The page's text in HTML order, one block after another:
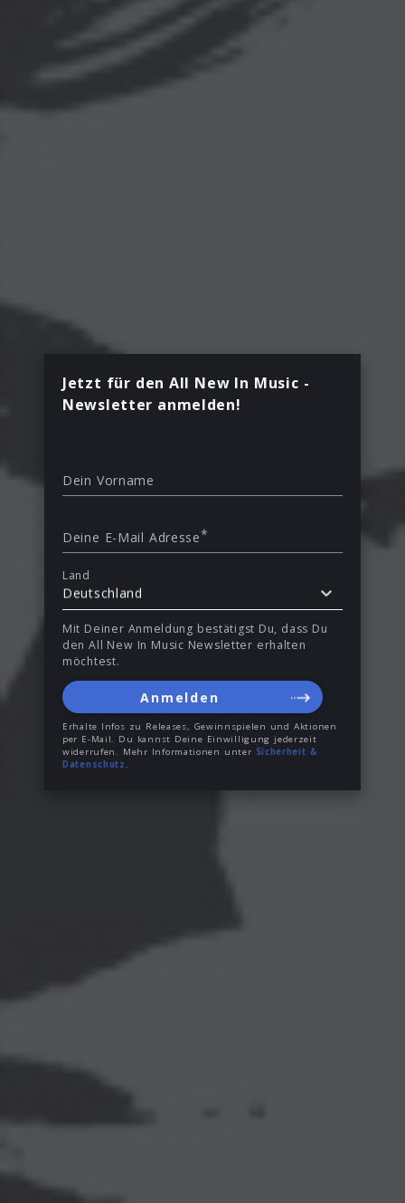
Jetzt für den All New In Music -
Newsletter anmelden!
Dein Vorname
Deine E-Mail Adresse*
Land
Deutschland
Mit Deiner Anmeldung bestätigst Du, dass Du
den All New In Music Newsletter erhalten
möchtest.
Anmelden
Erhalte Infos zu Releases, Gewinnspielen und Aktionen
per E-Mail. Du kannst Deine Einwilligung jederzeit
widerrufen. Mehr Informationen unter Sicherheit &
Datenschutz .